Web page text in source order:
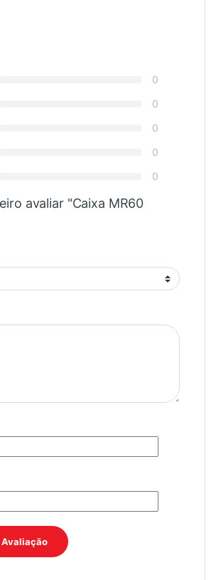
0
0
0
0
0
avaliar "Caixa MR60